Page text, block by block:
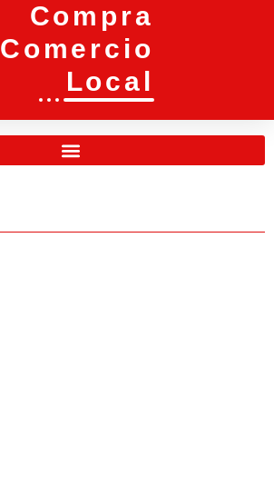
Compra
Comercio
Local